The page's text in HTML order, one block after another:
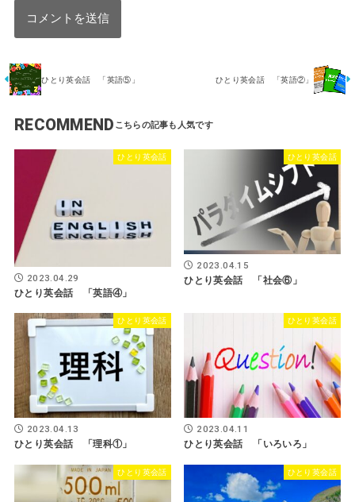
ひとり英会話 「英語⑤」 ひとり英会話 「英語②」
RECOMMEND
ひとり英会話
2023.04.29
ひとり英会話 「英語④」
ひとり英会話
2023.04.15
ひとり英会話 「社会⑥」
ひとり英会話
2023.04.13
ひとり英会話 「理科①」
ひとり英会話
2023.04.11
ひとり英会話 「いろいろ」
ひとり英会話 ひとり英会話